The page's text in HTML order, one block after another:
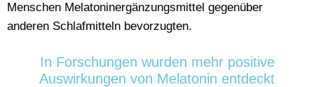
Menschen Melatoninergänzungsmittel gegenüber
anderen Schlafmitteln bevorzugten.
In Forschungen wurden mehr positive
Auswirkungen von Melatonin entdeckt